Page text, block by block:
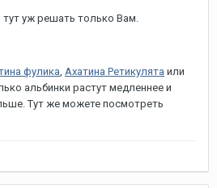
уж решать только Вам.
фулика, Ахатина Ретикулята или
альбинки растут медленнее и
Тут же можете посмотреть